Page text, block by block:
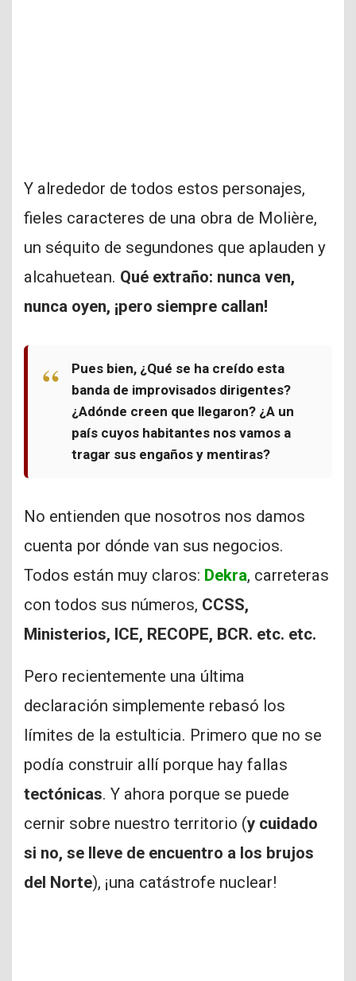
Y alrededor de todos estos personajes,
fieles caracteres de una obra de Molière,
un séquito de segundones que aplauden y
alcahuetean. Qué extraño: nunca ven,
nunca oyen, ¡pero siempre callan!
Pues bien, ¿Qué se ha creído esta
banda de improvisados dirigentes?
¿Adónde creen que llegaron? ¿A un
país cuyos habitantes nos vamos a
tragar sus engaños y mentiras?
No entienden que nosotros nos damos
cuenta por dónde van sus negocios.
Todos están muy claros: Dekra, carreteras
con todos sus números, CCSS,
Ministerios, ICE, RECOPE, BCR. etc. etc.
Pero recientemente una última
declaración simplemente rebasó los
límites de la estulticia. Primero que no se
podía construir allí porque hay fallas
tectónicas. Y ahora porque se puede
cernir sobre nuestro territorio (y cuidado
si no, se lleve de encuentro a los brujos
del Norte), ¡una catástrofe nuclear!